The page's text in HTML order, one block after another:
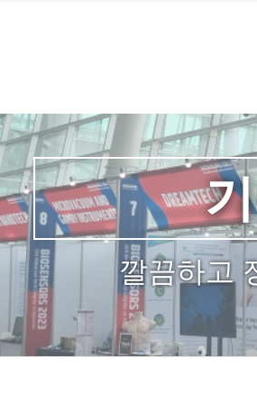
옥
깔끔하고